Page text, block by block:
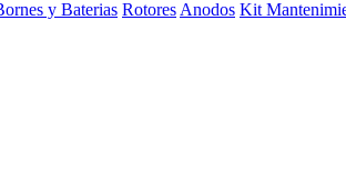
y Baterias Rotores Anodos Kit